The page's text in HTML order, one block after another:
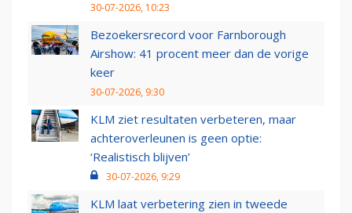
30-07-2026, 10:23
Bezoekersrecord voor Farnborough
Airshow: 41 procent meer dan de vorige
keer
30-07-2026, 9:30
KLM ziet resultaten verbeteren, maar
achteroverleunen is geen optie:
‘Realistisch blijven’
30-07-2026, 9:29
KLM laat verbetering zien in tweede